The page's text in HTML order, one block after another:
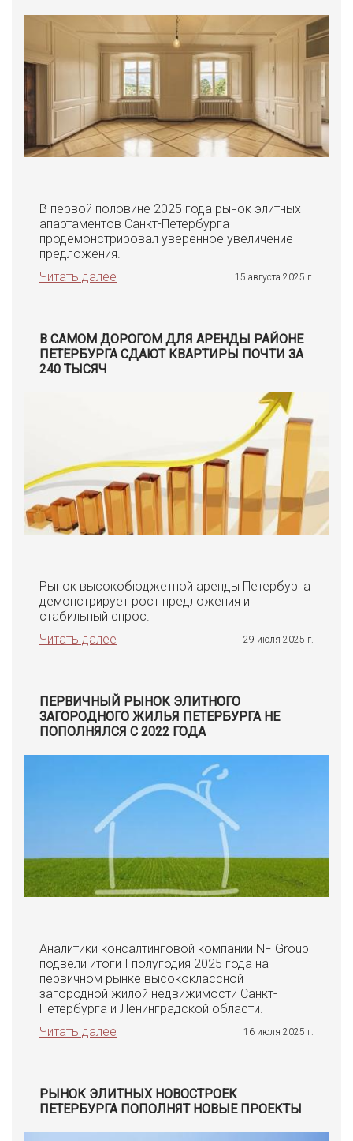
В первой половине 2025 года рынок элитных
апартаментов Санкт-Петербурга
продемонстрировал уверенное увеличение
предложения.
Читать далее
15 августа 2025 г.
В САМОМ ДОРОГОМ ДЛЯ АРЕНДЫ РАЙОНЕ
ПЕТЕРБУРГА СДАЮТ КВАРТИРЫ ПОЧТИ ЗА
240 ТЫСЯЧ
Рынок высокобюджетной аренды Петербурга
демонстрирует рост предложения и
стабильный спрос.
Читать далее
29 июля 2025 г.
ПЕРВИЧНЫЙ РЫНОК ЭЛИТНОГО
ЗАГОРОДНОГО ЖИЛЬЯ ПЕТЕРБУРГА НЕ
ПОПОЛНЯЛСЯ С 2022 ГОДА
Аналитики консалтинговой компании NF Group
подвели итоги I полугодия 2025 года на
первичном рынке высококлассной
загородной жилой недвижимости Санкт-
Петербурга и Ленинградской области.
Читать далее
16 июля 2025 г.
РЫНОК ЭЛИТНЫХ НОВОСТРОЕК
ПЕТЕРБУРГА ПОПОЛНЯТ НОВЫЕ ПРОЕКТЫ